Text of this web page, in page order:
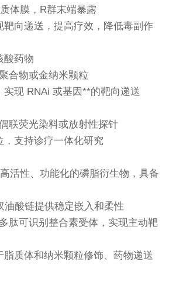
体膜，R群末端暴露
靶向递送，提高疗效，降低毒副作
酸药物
合物或金纳米颗粒
实现 RNAi 或基因**的靶向递送
联荧光染料或放射性探针
，支持诊疗一体化研究
活性、功能化的磷脂衍生物，具备
油酸链提供稳定嵌入和柔性
肽可识别整合素受体，实现主动靶
脂质体和纳米颗粒修饰、药物递送